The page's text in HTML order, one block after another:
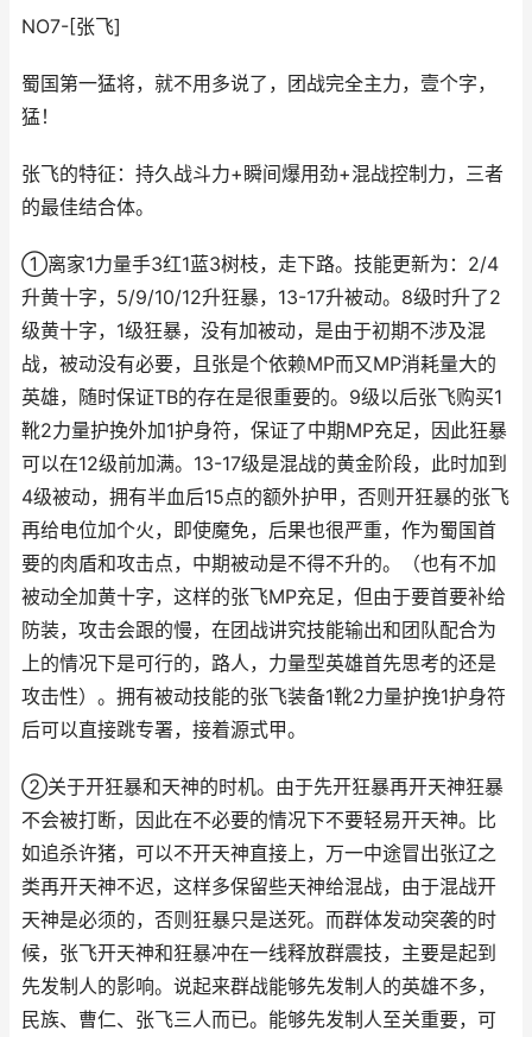
NO7-[张飞]
蜀国第一猛将，就不用多说了，团战完全主力，壹个字，
猛！
张飞的特征：持久战斗力+瞬间爆用劲+混战控制力，三者
的最佳结合体。
①离家1力量手3红1蓝3树枝，走下路。技能更新为：2/4
升黄十字，5/9/10/12升狂暴，13-17升被动。8级时升了2
级黄十字，1级狂暴，没有加被动，是由于初期不涉及混
战，被动没有必要，且张是个依赖MP而又MP消耗量大的
英雄，随时保证TB的存在是很重要的。9级以后张飞购买1
靴2力量护挽外加1护身符，保证了中期MP充足，因此狂暴
可以在12级前加满。13-17级是混战的黄金阶段，此时加到
4级被动，拥有半血后15点的额外护甲，否则开狂暴的张飞
再给电位加个火，即使魔免，后果也很严重，作为蜀国首
要的肉盾和攻击点，中期被动是不得不升的。（也有不加
被动全加黄十字，这样的张飞MP充足，但由于要首要补给
防装，攻击会跟的慢，在团战讲究技能输出和团队配合为
上的情况下是可行的，路人，力量型英雄首先思考的还是
攻击性）。拥有被动技能的张飞装备1靴2力量护挽1护身符
后可以直接跳专署，接着源式甲。
②关于开狂暴和天神的时机。由于先开狂暴再开天神狂暴
不会被打断，因此在不必要的情况下不要轻易开天神。比
如追杀许猪，可以不开天神直接上，万一中途冒出张辽之
类再开天神不迟，这样多保留些天神给混战，由于混战开
天神是必须的，否则狂暴只是送死。而群体发动突袭的时
候，张飞开天神和狂暴冲在一线释放群震技，主要是起到
先发制人的影响。说起来群战能够先发制人的英雄不多，
民族、曹仁、张飞三人而已。能够先发制人至关重要，可